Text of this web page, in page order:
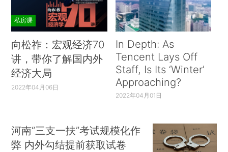
私房课
向松祚：宏观经济70
讲，带你了解国内外
经济大局
2022年04月06日
In Depth: As
Tencent Lays Off
Staff, Is Its ‘Winter’
Approaching?
2022年04月01日
河南“三支一扶”考试规模化作
弊 内外勾结提前获取试卷